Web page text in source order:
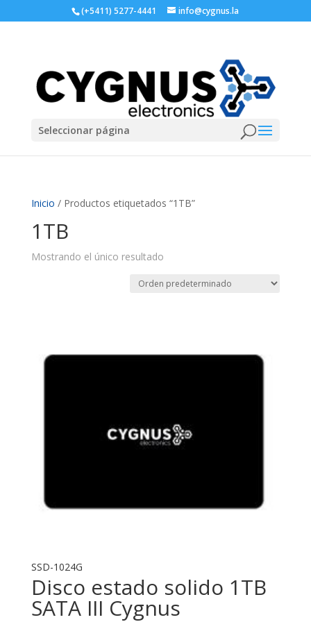
(+5411) 5277-4441 info@cygnus.la
Seleccionar página
Inicio / Productos etiquetados “1TB”
1TB
Mostrando el único resultado
SSD-1024G
Disco estado solido 1TB
SATA III Cygnus